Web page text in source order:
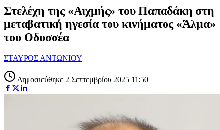
Στελέχη της «Αιχμής» του Παπαδάκη στη
μεταβατική ηγεσία του κινήματος «Άλμα»
του Οδυσσέα
ΣΤΑΥΡΟΣ ΑΝΤΩΝΙΟΥ
Δημοσιεύθηκε 2 Σεπτεμβρίου 2025 11:50